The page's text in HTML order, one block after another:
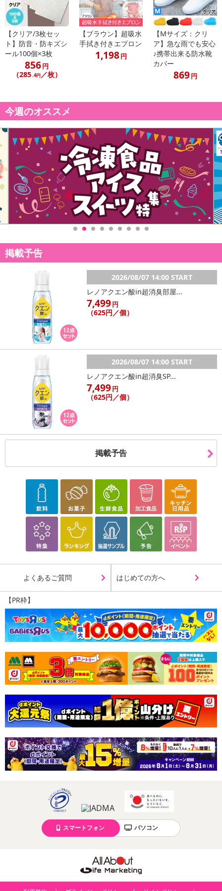
【クリア/3枚セッ
ト】防音・防キズシ
ール100個×3枚
856円
（285.4円／枚）
【ブラウン】超吸水
手拭き付きエプロン
1,198円
【Mサイズ：クリ
ア】急な雨でも安心
♪携帯出来る防水靴
カバー
869円
今週のオススメ
掲載予告
2026/08/07 14:00 START
レノアクエン酸in超消臭部屋...
7,499円
（625円／個）
2026/08/07 14:00 START
レノアクエン酸in超消臭SP...
7,499円
（625円／個）
掲載予告
よくあるご質問 はじめての方へ
【PR枠】
スマートフォン パソコン